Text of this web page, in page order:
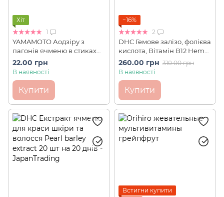
Хіт
1
YAMAMOTO Аодзіру з
пагонів ячменю в стиках
Omugi Wakaba (1 шт)
22.00 грн
В наявності
Купити
−16%
2
DHC Гемове залізо, фолієва
кислота, Вітамін В12 Heme
Iron 40 шт на 20 днів
260.00 грн 310.00 грн
В наявності
Купити
Встигни купити